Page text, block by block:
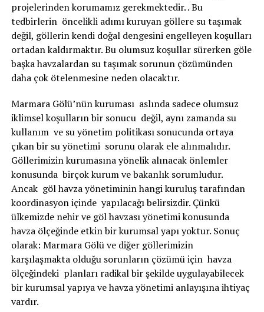
projelerinden korumamız gerekmektedir. . Bu
tedbirlerin öncelikli adımı kuruyan göllere su taşımak
değil, göllerin kendi doğal dengesini engelleyen koşulları
ortadan kaldırmaktır. Bu olumsuz koşullar sürerken göle
başka havzalardan su taşımak sorunun çözümünden
daha çok ötelenmesine neden olacaktır.
Marmara Gölü’nün kuruması aslında sadece olumsuz
iklimsel koşulların bir sonucu değil, aynı zamanda su
kullanım ve su yönetim politikası sonucunda ortaya
çıkan bir su yönetimi sorunu olarak ele alınmalıdır.
Göllerimizin kurumasına yönelik alınacak önlemler
konusunda birçok kurum ve bakanlık sorumludur.
Ancak göl havza yönetiminin hangi kuruluş tarafından
koordinasyon içinde yapılacağı belirsizdir. Çünkü
ülkemizde nehir ve göl havzası yönetimi konusunda
havza ölçeğinde etkin bir kurumsal yapı yoktur. Sonuç
olarak: Marmara Gölü ve diğer göllerimizin
karşılaşmakta olduğu sorunların çözümü için havza
ölçeğindeki planları radikal bir şekilde uygulayabilecek
bir kurumsal yapıya ve havza yönetimi anlayışına ihtiyaç
vardır.